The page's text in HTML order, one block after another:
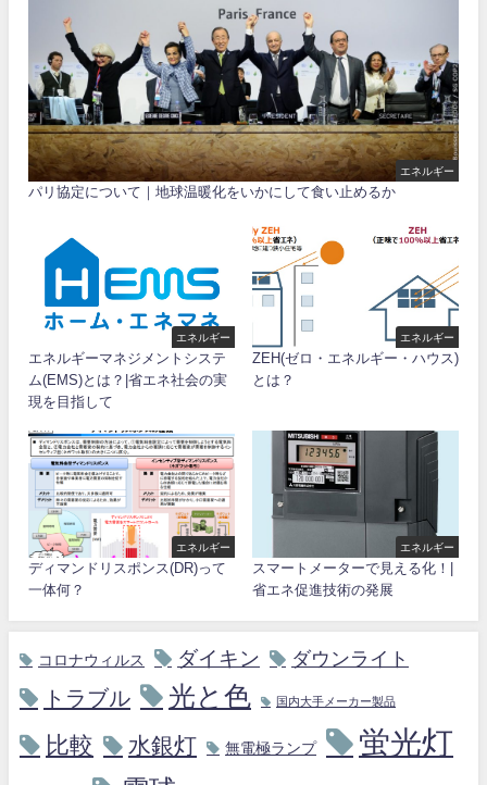
エネルギー
パリ協定について｜地球温暖化をいかにして食い止めるか
エネルギー
エネルギーマネジメントシステ
ム(EMS)とは？|省エネ社会の実
現を目指して
エネルギー
ZEH(ゼロ・エネルギー・ハウス)
とは？
エネルギー
ディマンドリスポンス(DR)って
一体何？
エネルギー
スマートメーターで見える化！|
省エネ促進技術の発展
コロナウィルス ダイキン ダウンライト
トラブル 光と色 国内大手メーカー製品
比較 水銀灯 無電極ランプ 蛍光灯